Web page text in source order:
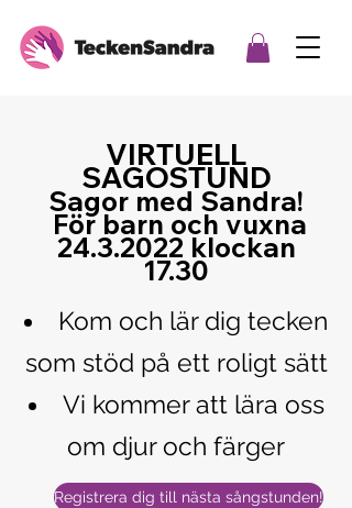
VIRTUELL
SAGOSTUND
Sagor med Sandra!
För barn och vuxna
24.3.2022 klockan
17.30
Kom och lär dig tecken
som stöd på ett roligt sätt
Vi kommer att lära oss
om djur och färger
Registrera dig till nästa sångstunden!